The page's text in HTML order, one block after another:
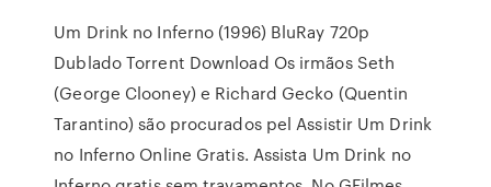
Um Drink no Inferno (1996) BluRay 720p
Dublado Torrent Download Os irmãos Seth
(George Clooney) e Richard Gecko (Quentin
Tarantino) são procurados pel Assistir Um Drink
no Inferno Online Gratis. Assista Um Drink no